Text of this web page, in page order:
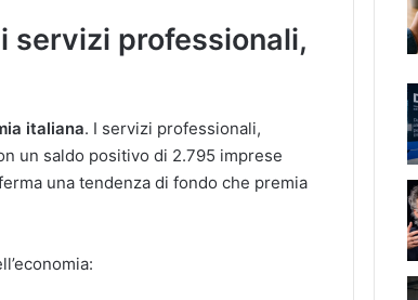
servizi professionali,
italiana. I servizi professionali,
un saldo positivo di 2.795 imprese
una tendenza di fondo che premia